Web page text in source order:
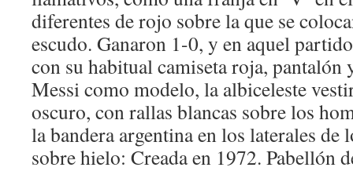
diferentes de rojo sobre la que se
escudo. Ganaron 1-0, y en aquel
con su habitual camiseta roja, pantalón
Messi como modelo, la albiceleste
oscuro, con rallas blancas sobre los
la bandera argentina en los laterales de
sobre hielo: Creada en 1972. Pabellón